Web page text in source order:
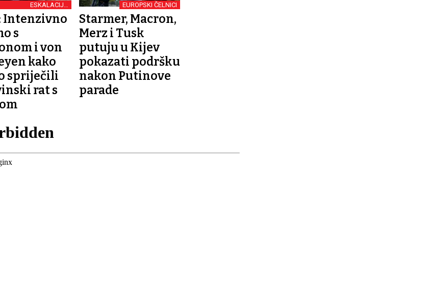
ESKALACIJA
TRGOVINSKIH TENZIJA
IZMEĐU EU-A I SAD-A
Intenzivno
s
i von
kako
spriječili
rat s
EUROPSKI ČELNICI
Starmer, Macron,
Merz i Tusk
putuju u Kijev
pokazati podršku
nakon Putinove
parade